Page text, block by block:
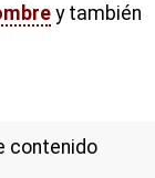
y también
contenido